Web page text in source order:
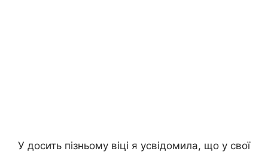
У досить пізньому віці я усвідомила, що у свої